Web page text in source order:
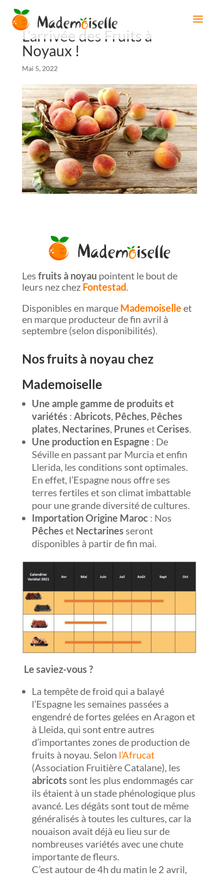
L’arrivée des Fruits à
Noyaux !
Mai 5, 2022
Les fruits à noyau pointent le bout de
leurs nez chez Fontestad.
Disponibles en marque Mademoiselle et
en marque producteur de fin avril à
septembre (selon disponibilités).
Nos fruits à noyau chez
Mademoiselle
Une ample gamme de produits et
variétés : Abricots, Pêches, Pêches
plates, Nectarines, Prunes etCerises.
Une production en Espagne : De
Séville en passant par Murcia et enfin
Llerida, les conditions sont optimales.
En effet, l’Espagne nous offre ses
terres fertiles et son climat imbattable
pour une grande diversité de cultures.
Importation Origine Maroc : Nos
Pêches et Nectarines seront
disponibles à partir de fin mai.
Le saviez-vous ?
La tempête de froid qui a balayé
l’Espagne les semaines passées a
engendré de fortes gelées en Aragon et
à Lleida, qui sont entre autres
d’importantes zones de production de
fruits à noyau. Selon l’Afrucat
(Association Fruitière Catalane), les
abricots sont les plus endommagés car
ils étaient à un stade phénologique plus
avancé. Les dégâts sont tout de même
généralisés à toutes les cultures, car la
nouaison avait déjà eu lieu sur de
nombreuses variétés avec une chute
importante de fleurs.
C’est autour de 4h du matin le 2 avril,